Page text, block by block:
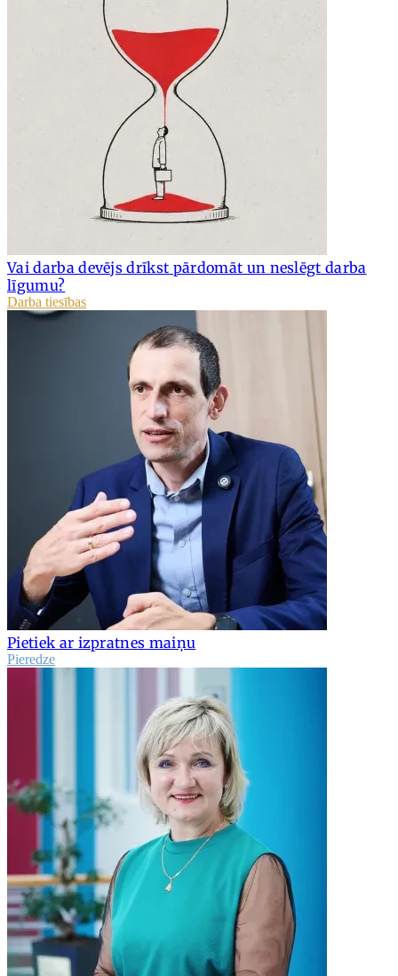
Vai darba devējs drīkst pārdomāt un neslēgt darba
līgumu?
Darba tiesības
Pietiek ar izpratnes maiņu
Pieredze